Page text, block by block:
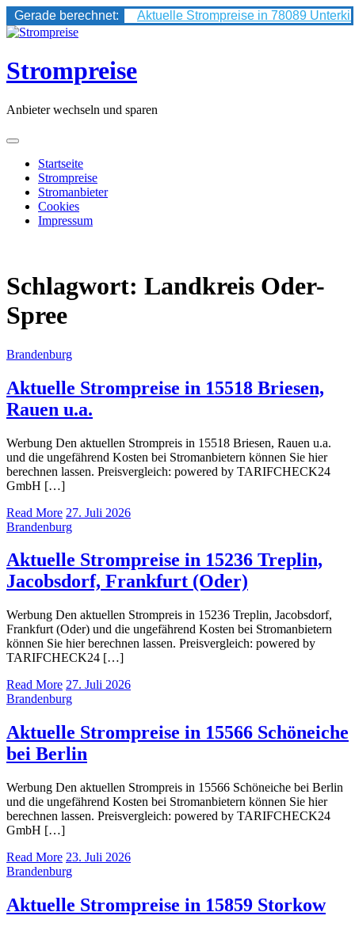
Gerade berechnet:
Aktuelle Strompreise in 78089
Skip
content
Strompreise
Anbieter wechseln und sparen
Startseite
Strompreise
Stromanbieter
Cookies
Impressum
Schlagwort: Landkreis Oder-
Spree
Brandenburg
Aktuelle Strompreise in 15518 Briesen,
Rauen u.a.
Werbung Den aktuellen Strompreis in 15518 Briesen, Rauen u.a.
und die ungefährend Kosten bei Stromanbietern können Sie hier
berechnen lassen. Preisvergleich: powered by TARIFCHECK24
GmbH […]
Read More 27. Juli 2026
Brandenburg
Aktuelle Strompreise in 15236 Treplin,
Jacobsdorf, Frankfurt (Oder)
Werbung Den aktuellen Strompreis in 15236 Treplin, Jacobsdorf,
Frankfurt (Oder) und die ungefährend Kosten bei Stromanbietern
können Sie hier berechnen lassen. Preisvergleich: powered by
TARIFCHECK24 […]
Read More 27. Juli 2026
Brandenburg
Aktuelle Strompreise in 15566 Schöneiche
bei Berlin
Werbung Den aktuellen Strompreis in 15566 Schöneiche bei Berlin
und die ungefährend Kosten bei Stromanbietern können Sie hier
berechnen lassen. Preisvergleich: powered by TARIFCHECK24
GmbH […]
Read More 23. Juli 2026
Brandenburg
Aktuelle Strompreise in 15859 Storkow